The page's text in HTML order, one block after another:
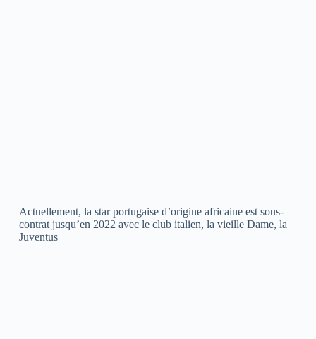
Actuellement, la star portugaise d’origine africaine est sous-
contrat jusqu’en 2022 avec le club italien, la vieille Dame, la
Juventus